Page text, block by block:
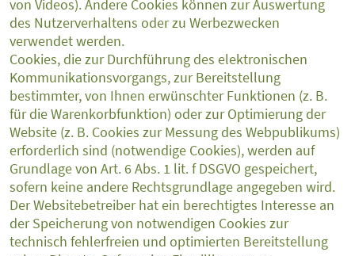
von Videos). Andere Cookies können zur Auswertung
des Nutzerverhaltens oder zu Werbezwecken
verwendet werden.
Cookies, die zur Durchführung des elektronischen
Kommunikationsvorgangs, zur Bereitstellung
bestimmter, von Ihnen erwünschter Funktionen (z. B.
für die Warenkorbfunktion) oder zur Optimierung der
Website (z. B. Cookies zur Messung des Webpublikums)
erforderlich sind (notwendige Cookies), werden auf
Grundlage von Art. 6 Abs. 1 lit. f DSGVO gespeichert,
sofern keine andere Rechtsgrundlage angegeben wird.
Der Websitebetreiber hat ein berechtigtes Interesse an
der Speicherung von notwendigen Cookies zur
technisch fehlerfreien und optimierten Bereitstellung